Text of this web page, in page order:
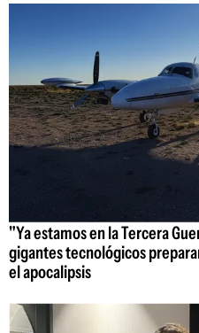
"Ya estamos en la Tercera
gigantes tecnológicos
el apocalipsis